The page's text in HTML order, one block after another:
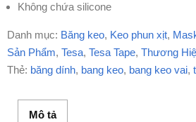
Không chứa silicone
Danh mục: Băng keo, Keo phun xịt,
Sản Phẩm, Tesa, Tesa Tape, Thương
Thẻ: băng dính, bang keo, bang keo vai,
Mô tả